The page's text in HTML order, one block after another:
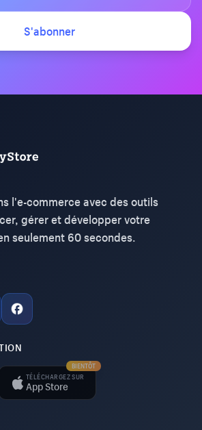
S'abonner
l'e-commerce avec des outils
gérer et développer votre
seulement 60 secondes.
TÉLÉCHARGEZ SUR
App Store
BIENTÔT